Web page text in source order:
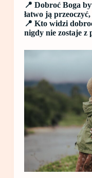
📍 Dobroć Boga
łatwo ją
📍 Kto widzi
nigdy nie zostaje z